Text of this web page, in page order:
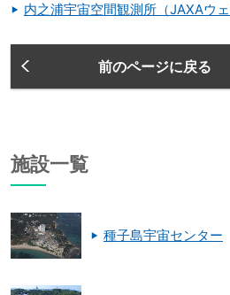
内之浦宇宙空間観測所（JAXAウェ
前のページに戻る
施設一覧
種子島宇宙センター